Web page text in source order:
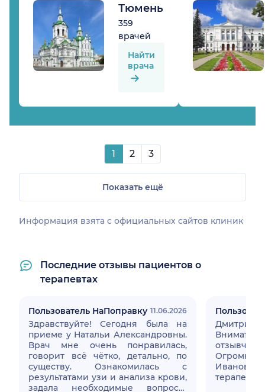
Тюмень
359
врачей
Найти
врача
1 2 3
Показать ещё
Информация взята c официальных сайтов клиник
Последние отзывы пациентов о
терапевтах
Пользователь НаПоправку 11.06.2026
Здравствуйте! Сегодня была на
приеме у Натальи Александровны.
Врач мне очень понравилась,
говорит всё чётко, детально, по
существу. Ознакомилась с
результатами узи и анализа крови,
задала необходимые вопросы,
Дмитрий